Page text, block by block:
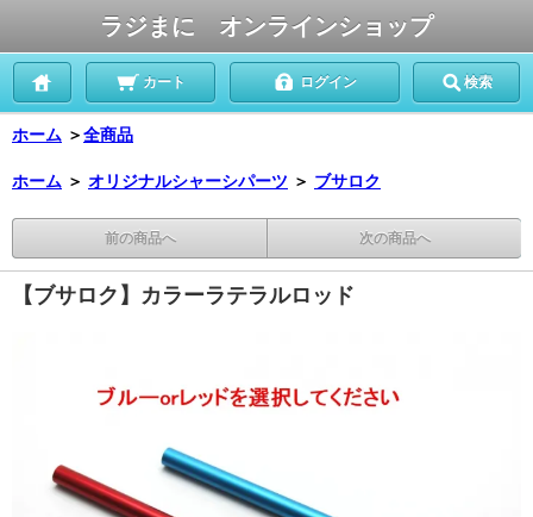
ラジまに オンラインショップ
カート ログイン 検索
ホーム ＞全商品
ホーム ＞ オリジナルシャーシパーツ ＞ ブサロク
前の商品へ 次の商品へ
【ブサロク】カラーラテラルロッド